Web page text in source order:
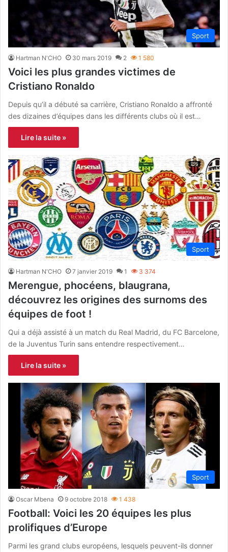
Sport
Hartman N'CHO 30 mars 2019 2 1 580
Voici les plus grandes victimes de
Cristiano Ronaldo
Depuis qu’il a débuté sa carrière, Cristiano Ronaldo a affronté
des dizaines d’équipes dans les différents clubs où il est…
Lire la suite »
Sport
Hartman N'CHO 7 janvier 2019 1 3 374
Merengue, phocéens, blaugrana,
découvrez les origines des surnoms des
équipes de foot !
Qui a déjà assisté à un match du Real Madrid, du FC Barcelone,
de la Juventus Turin sans entendre respectivement…
Lire la suite »
Sport
Oscar Mbena 9 octobre 2018 1 438
Football: Voici les 20 équipes les plus
prolifiques d’Europe
Parmi les grand clubs européens, lesquels peuvent-ils donner